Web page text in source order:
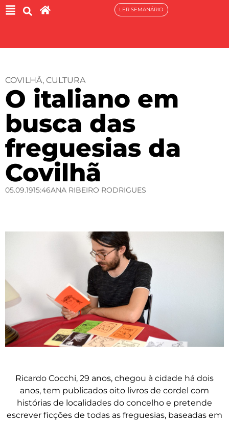
LER SEMANÁRIO
COVILHÃ, CULTURA
O italiano em
busca das
freguesias da
Covilhã
05.09.1915:46ANA RIBEIRO RODRIGUES
Ricardo Cocchi, 29 anos, chegou à cidade há dois
anos, tem publicados oito livros de cordel com
histórias de localidades do concelho e pretende
escrever ficções de todas as freguesias, baseadas em